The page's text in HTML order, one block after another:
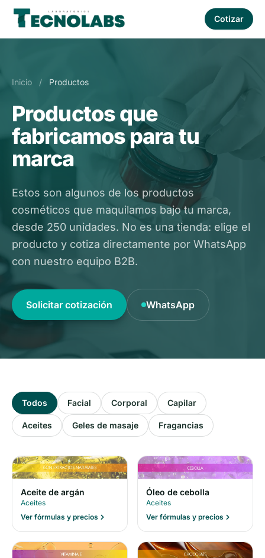
Cotizar
Inicio / Productos
Productos que
fabricamos para tu
marca
Estos son algunos de los productos
cosméticos que maquilamos bajo tu marca,
desde 250 unidades. No es una tienda: elige el
producto y cotiza directamente por WhatsApp
con nuestro equipo B2B.
Solicitar cotización WhatsApp
Todos Facial Corporal Capilar
Aceites Geles de masaje Fragancias
Aceite de argán
Aceites
Ver fórmulas y precios
Óleo de cebolla
Aceites
Ver fórmulas y precios